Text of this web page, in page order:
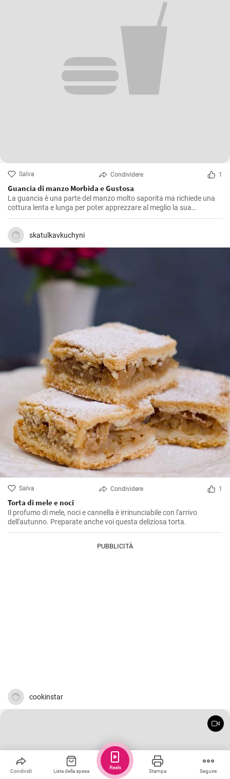
Salva Condividere 1
Guancia di manzo Morbida e Gustosa
La guancia è una parte del manzo molto saporita ma richiede una
cottura lenta e lunga per poter apprezzare al meglio la sua
consistenza morbida e il suo sapore pieno. Questa ricetta è stata
ripetuta molte volte nella mia cucina, affinando ogni volta piccoli
dettagli fino a raggiungere quello che, secondo me, è il giusto
equilibrio di sapori.
skatulkavkuchyni
Salva Condividere 1
Torta di mele e noci
Il profumo di mele, noci e cannella è irrinunciabile con l'arrivo
dell'autunno. Preparate anche voi questa deliziosa torta.
PUBBLICITÀ
cookinstar
Condividi Lista della spesa Stampa Seguire
Reels